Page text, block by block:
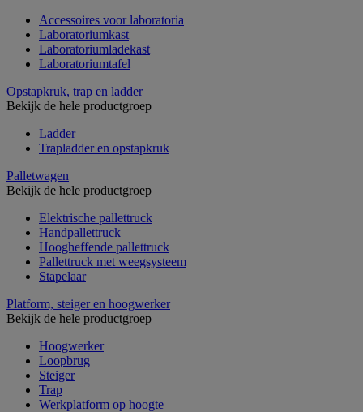
Accessoires voor laboratoria
Laboratoriumkast
Laboratoriumladekast
Laboratoriumtafel
Opstapkruk, trap en ladder
Bekijk de hele productgroep
Ladder
Trapladder en opstapkruk
Palletwagen
Bekijk de hele productgroep
Elektrische pallettruck
Handpallettruck
Hoogheffende pallettruck
Pallettruck met weegsysteem
Stapelaar
Platform, steiger en hoogwerker
Bekijk de hele productgroep
Hoogwerker
Loopbrug
Steiger
Trap
Werkplatform op hoogte